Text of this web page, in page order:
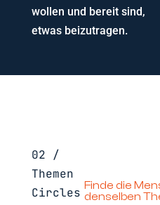
wollen und bereit sind,
etwas beizutragen.
02 /
Themen
Circles Finde die
denselben